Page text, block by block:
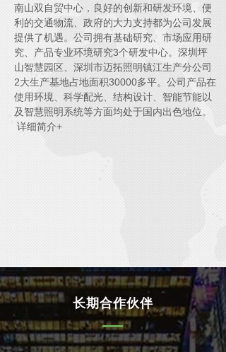
南山双自贸中心，良好的创新和研发环境、便
利的交通物流、政府的大力支持都为公司发展
提供了机遇。公司拥有基础研究、市场应用研
究、产品专业环境研究3个研发中心。深圳坪
山智慧园区、深圳市迈拓照明镇江生产分公司
2大生产基地占地面积30000多平。公司产品在
使用环境、科学配光、结构设计、智能节能以
及智慧照明系统等方面均处于国内出色地位。
详细简介+
长期合作伙伴